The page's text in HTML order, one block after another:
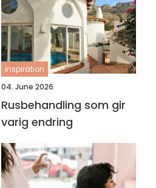
inspiration
04. June 2026
Rusbehandling som gir
varig endring